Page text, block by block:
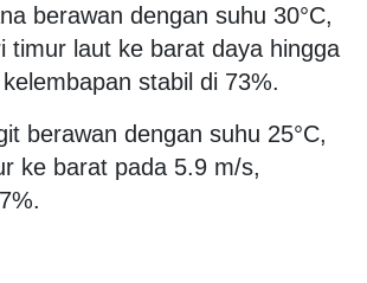
berawan dengan suhu 30°C,
timur laut ke barat daya hingga
stabil di 73%.
berawan dengan suhu 25°C,
ke barat pada 5.9 m/s,